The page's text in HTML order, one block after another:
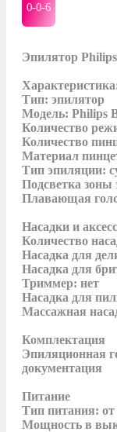
0-0-6
Эпилятор
Тип: эпилятор
Модель: Philips
Количество
Количество
Материал
Тип эпиляции:
Подсветка зоны
Плавающая
Насадки и
Количество
Насадка для
Насадка для
Триммер: нет
Насадка для
Массажная
Комплектация
Эпиляционная
документация
Питание
Тип питания: от
Мощность в